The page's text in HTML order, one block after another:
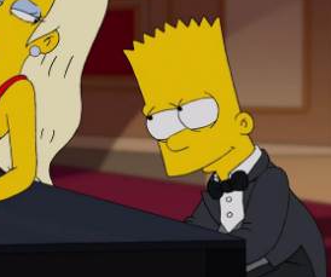
descubre a una profesora
. Desde entonces, a Bart
aunque el resto de chavales
empieza a imaginarse
qué película parodian
a su profesora?